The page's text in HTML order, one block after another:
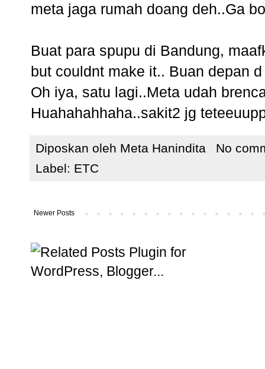
meta jaga rumah doang deh..Ga
Buat para spupu di Bandung,
but couldnt make it.. Buan depan
Oh iya, satu lagi..Meta udah
Huahahahhaha..sakit2 jg
Diposkan oleh Meta Hanindita
No
Label: ETC
Newer Posts